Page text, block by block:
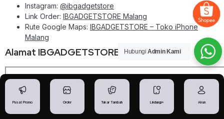
Instagram: @ibgadgetstore
Link Order: IBGADGETSTORE Malang
Rute Google Maps: IBGADGETSTORE – Toko iPhone
Malang
Alamat IBGADGETSTORE Madiun
Pusat Promo Order Tukar Tambah Lindungi+ Akun
Hubungi Admin Kami